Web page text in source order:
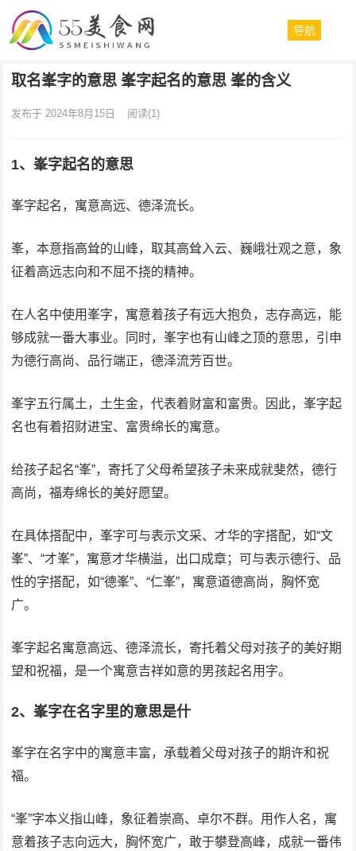
导航
取名峯字的意思 峯字起名的意思 峯的含义
发布于 2024年8月15日 阅读(1)
1、峯字起名的意思
峯字起名，寓意高远、德泽流长。
峯，本意指高耸的山峰，取其高耸入云、巍峨壮观之意，象
征着高远志向和不屈不挠的精神。
在人名中使用峯字，寓意着孩子有远大抱负，志存高远，能
够成就一番大事业。同时，峯字也有山峰之顶的意思，引申
为德行高尚、品行端正，德泽流芳百世。
峯字五行属土，土生金，代表着财富和富贵。因此，峯字起
名也有着招财进宝、富贵绵长的寓意。
给孩子起名“峯”，寄托了父母希望孩子未来成就斐然，德行
高尚，福寿绵长的美好愿望。
在具体搭配中，峯字可与表示文采、才华的字搭配，如“文
峯”、“才峯”，寓意才华横溢，出口成章；可与表示德行、品
性的字搭配，如“德峯”、“仁峯”，寓意道德高尚，胸怀宽
广。
峯字起名寓意高远、德泽流长，寄托着父母对孩子的美好期
望和祝福，是一个寓意吉祥如意的男孩起名用字。
2、峯字在名字里的意思是什
峯字在名字中的寓意丰富，承载着父母对孩子的期许和祝
福。
“峯”字本义指山峰，象征着崇高、卓尔不群。用作人名，寓
意着孩子志向远大，胸怀宽广，敢于攀登高峰，成就一番伟